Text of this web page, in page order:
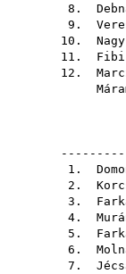
8.
9.
10.
11. Fibi
12.
1.
2.
3.
4.
5.
6.
7.